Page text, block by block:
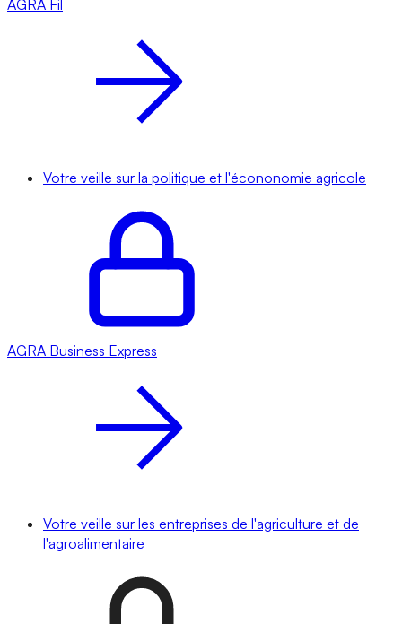
AGRA Fil
Votre veille sur la politique et l'écononomie agricole
AGRA Business Express
Votre veille sur les entreprises de l'agriculture et de
l'agroalimentaire